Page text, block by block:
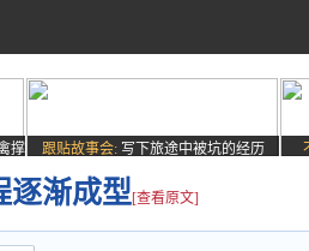
撑
跟贴故事会: 写下旅途中被坑的经历
逐渐成型[查看原文]